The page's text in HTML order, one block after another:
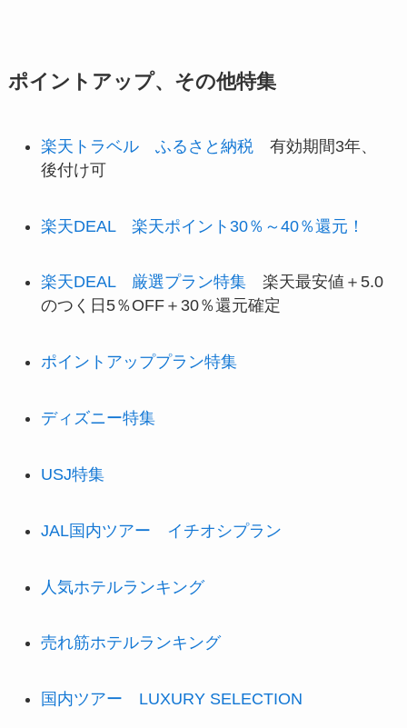
ポイントアップ、その他特集
楽天トラベル ふるさと納税有効期間3年、
後付け可
楽天DEAL 楽天ポイント30％～40％還元！
楽天DEAL 厳選プラン特集楽天最安値＋5.0
のつく日5％OFF＋30％還元確定
ポイントアッププラン特集
ディズニー特集
USJ特集
JAL国内ツアー イチオシプラン
人気ホテルランキング
売れ筋ホテルランキング
国内ツアー LUXURY SELECTION